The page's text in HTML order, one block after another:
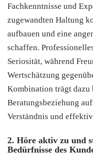
Fachkenntnisse und
zugewandten Haltung
aufbauen und eine
schaffen.
Seriosität, während
Wertschätzung
Kombination trägt dazu
Beratungsbeziehung
Verständnis und
2. Höre aktiv zu und
Bedürfnisse des